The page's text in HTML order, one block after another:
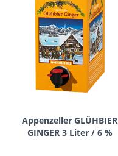
Appenzeller GLÜHBIER
GINGER 3 Liter / 6 %